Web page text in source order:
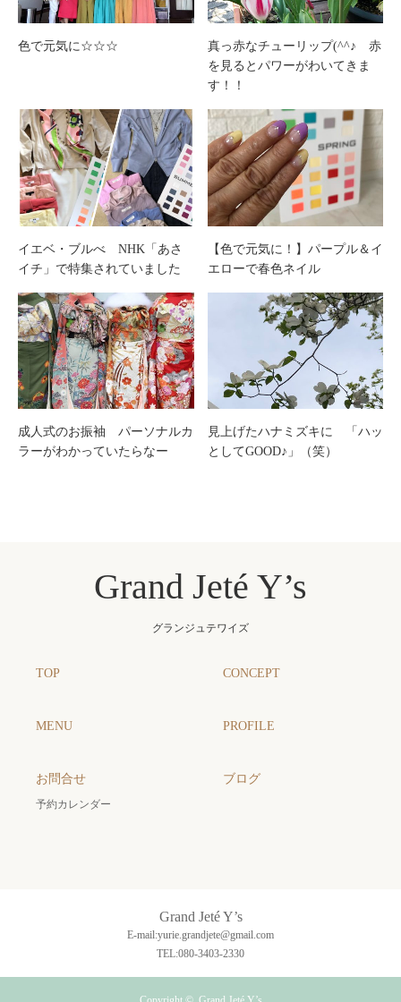
色で元気に☆☆☆
真っ赤なチューリップ(^^♪ 赤
を見るとパワーがわいてきま
す！！
イエベ・ブルべ NHK「あさ
イチ」で特集されていました
【色で元気に！】パープル＆イ
エローで春色ネイル
成人式のお振袖 パーソナルカ
ラーがわかっていたらなー
見上げたハナミズキに 「ハッ
としてGOOD♪」（笑）
Grand Jeté Y’s
グランジュテワイズ
TOP CONCEPT
MENU PROFILE
お問合せ
予約カレンダー
ブログ
Grand Jeté Y’s
E-mail:yurie.grandjete@gmail.com
TEL:080-3403-2330